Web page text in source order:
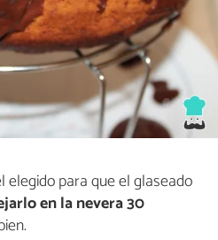
elegido para que el glaseado
en la nevera 30